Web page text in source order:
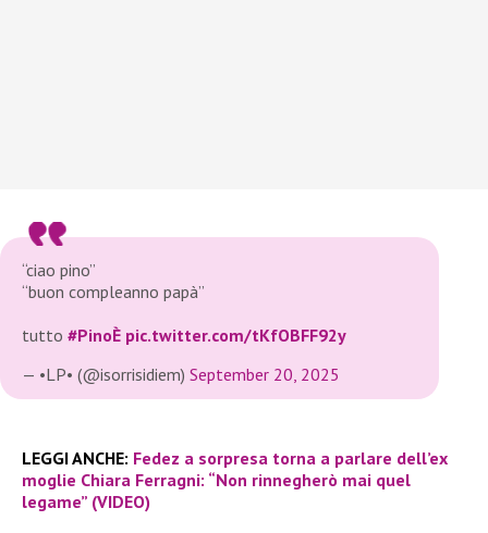
“ciao pino”
“buon compleanno papà”
tutto #PinoÈ pic.twitter.com/tKfOBFF92y
— •LP• (@isorrisidiem) September 20, 2025
LEGGI ANCHE: Fedez a sorpresa torna a parlare dell’ex
moglie Chiara Ferragni: “Non rinnegherò mai quel
legame” (VIDEO)